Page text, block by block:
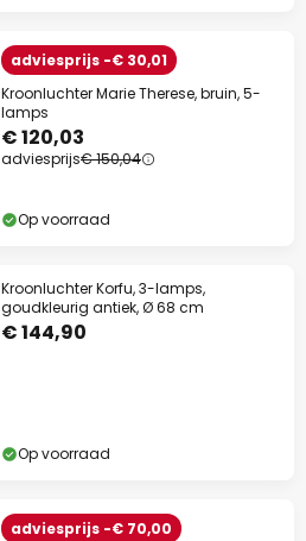
adviesprijs -€ 30,01
Kroonluchter Marie Therese, bruin, 5-
lamps
€ 120,03
adviesprijs€ 150,04
Op voorraad
Kroonluchter Korfu, 3-lamps,
goudkleurig antiek, Ø 68 cm
€ 144,90
Op voorraad
adviesprijs -€ 70,00